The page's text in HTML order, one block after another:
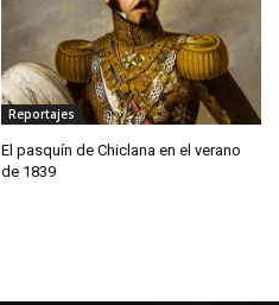
Reportajes
El pasquín de Chiclana en el verano
de 1839